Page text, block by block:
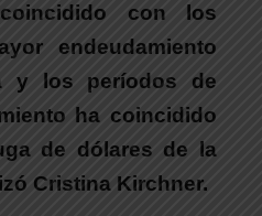
con los
endeudamiento
y los períodos de
ha coincidido
de dólares de la
Cristina Kirchner.